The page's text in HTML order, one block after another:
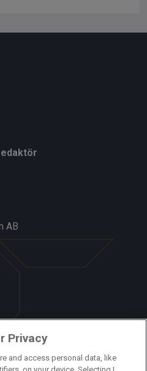
AB
Privacy
and access personal data, like